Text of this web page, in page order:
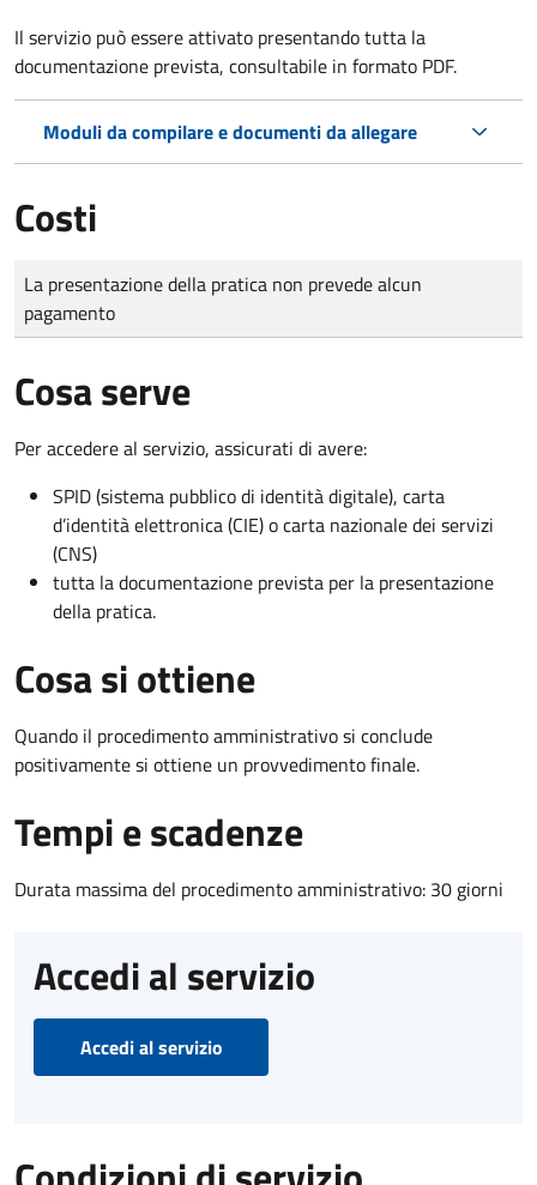
Il servizio può essere attivato presentando tutta la
documentazione prevista, consultabile in formato PDF.
Moduli da compilare e documenti da allegare
Costi
Tipo di pagamento
Importo
La presentazione della pratica non prevede alcun
pagamento
Cosa serve
Per accedere al servizio, assicurati di avere:
SPID (sistema pubblico di identità digitale), carta
d’identità elettronica (CIE) o carta nazionale dei servizi
(CNS)
tutta la documentazione prevista per la presentazione
della pratica.
Cosa si ottiene
Quando il procedimento amministrativo si conclude
positivamente si ottiene un provvedimento finale.
Tempi e scadenze
Durata massima del procedimento amministrativo: 30 giorni
Accedi al servizio
Accedi al servizio